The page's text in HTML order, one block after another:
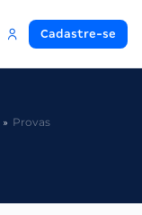
Cadastre-se
Provas